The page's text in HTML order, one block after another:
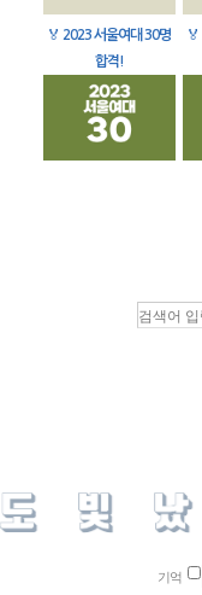
🏅 2023 서울여대 30명
합격!
🏅
기억